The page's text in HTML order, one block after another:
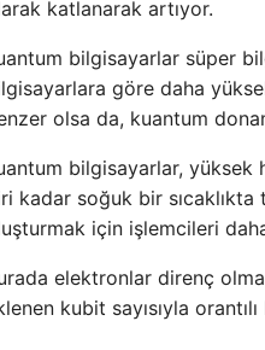
katlanarak artıyor.
bilgisayarlar süper
göre daha
olsa da, kuantum
bilgisayarlar, yüksek
kadar soğuk bir sıcaklıkta
için işlemcileri
elektronlar direnç
kubit sayısıyla